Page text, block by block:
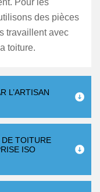
Pour les
des pièces
travaillent avec
toiture.
L’ARTISAN
TOITURE
ISO